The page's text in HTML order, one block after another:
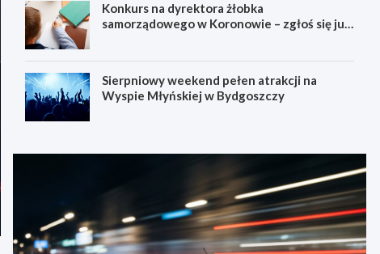
Konkurs na dyrektora żłobka
samorządowego w Koronowie – zgłoś się już
Sierpniowy weekend pełen atrakcji na
Wyspie Młyńskiej w Bydgoszczy